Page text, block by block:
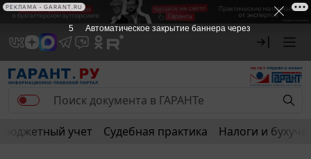
Бюджетный учет Судебная практика Налоги и
4 Автоматическое закрытие баннера через
РЕКЛАМА • GARANT.RU